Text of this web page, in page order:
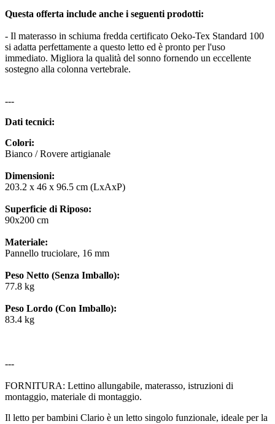
Questa offerta include anche i seguenti prodotti:
- Il materasso in schiuma fredda certificato Oeko-Tex Standard 100
si adatta perfettamente a questo letto ed è pronto per l'uso
immediato. Migliora la qualità del sonno fornendo un eccellente
sostegno alla colonna vertebrale.
---
Dati tecnici:
Colori:
Bianco / Rovere artigianale
Dimensioni:
203.2 x 46 x 96.5 cm (LxAxP)
Superficie di Riposo:
90x200 cm
Materiale:
Pannello truciolare, 16 mm
Peso Netto (Senza Imballo):
77.8 kg
Peso Lordo (Con Imballo):
83.4 kg
---
FORNITURA: Lettino allungabile, materasso, istruzioni di
montaggio, materiale di montaggio.
Il letto per bambini Clario è un letto singolo funzionale, ideale per la